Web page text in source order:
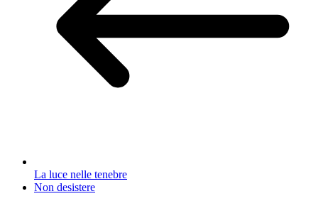
La luce nelle tenebre
Non desistere